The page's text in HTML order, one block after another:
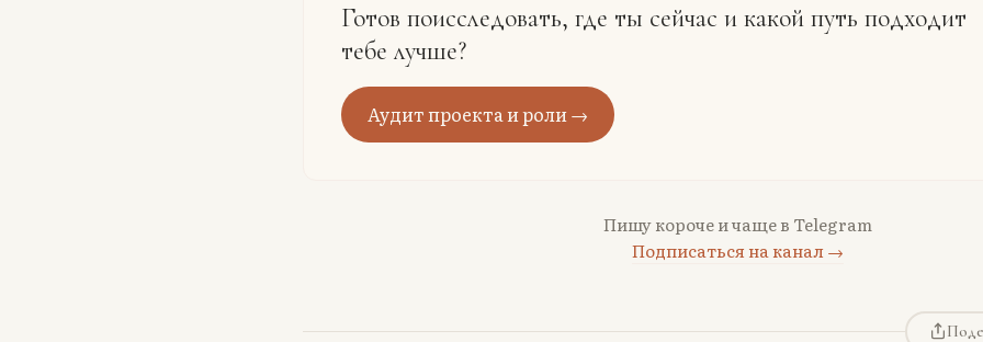
Готов поисследовать, где ты сейчас и какой путь подходит
тебе лучше?
Аудит проекта и роли →
Пишу короче и чаще в Telegram
Подписаться на канал →